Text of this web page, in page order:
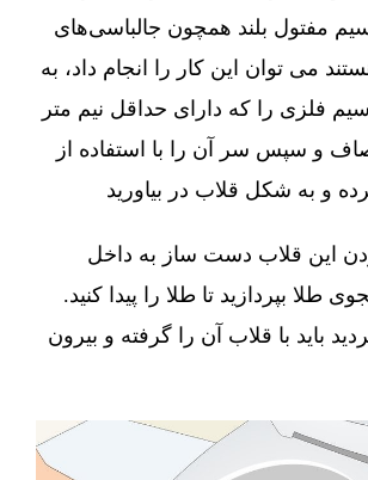
مفتول بلند همچون جالباسی‌های
می توان این کار را انجام داد، به
فلزی را که دارای حداقل نیم متر
و سپس سر آن را با استفاده از
و به شکل قلاب در بیاورید
این قلاب دست ساز به داخل
طلا بپردازید تا طلا را پیدا کنید.
باید با قلاب آن را گرفته و بیرون